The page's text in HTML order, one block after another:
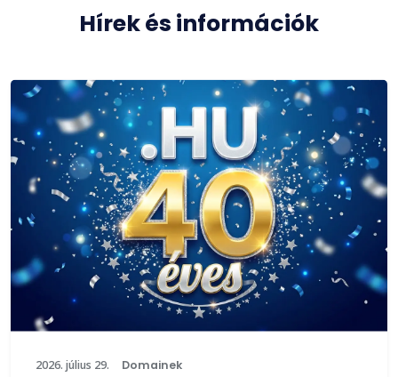
Hírek és információk
2026. július 29. Domainek